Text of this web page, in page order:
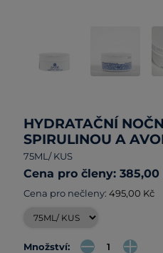
HYDRATAČNÍ
SPIRULINOU A
75ML/ KUS
Cena pro členy: 385,00
Cena pro nečleny: 495,00 Kč
Množství: